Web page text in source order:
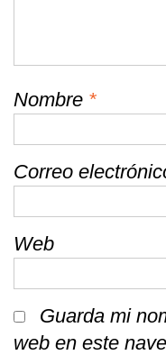
Nombre *
Correo
Web
Guarda mi
web en este